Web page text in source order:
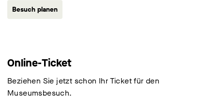
Dimensionen und behalten trotz sinnlicher
Wucht ihre Fragilität. Darin liegt die verblüffend
Besuch planen
Online-Ticket
Beziehen Sie jetzt schon Ihr Ticket für den
Museumsbesuch.